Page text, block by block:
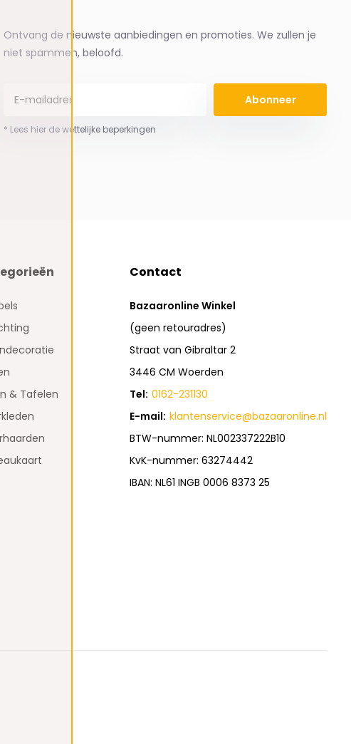
Ontvang de nieuwste aanbiedingen en promoties. We zullen je
niet spammen, beloofd.
Abonneer
* Lees hier de wettelijke beperkingen
& Tafelen
Contact
Bazaaronline Winkel
(geen retouradres)
Straat van Gibraltar 2
3446 CM Woerden
Tel: 0162-231130
E-mail: klantenservice@bazaaronline.nl
BTW-nummer: NL002337222B10
KvK-nummer: 63274442
IBAN: NL61 INGB 0006 8373 25